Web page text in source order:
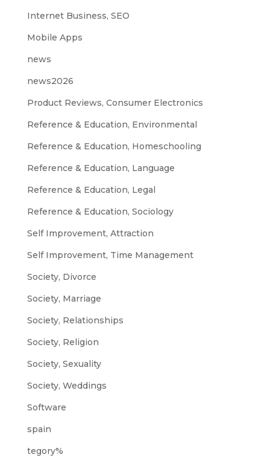
Internet Business, SEO
Mobile Apps
news
news2026
Product Reviews, Consumer Electronics
Reference & Education, Environmental
Reference & Education, Homeschooling
Reference & Education, Language
Reference & Education, Legal
Reference & Education, Sociology
Self Improvement, Attraction
Self Improvement, Time Management
Society, Divorce
Society, Marriage
Society, Relationships
Society, Religion
Society, Sexuality
Society, Weddings
Software
spain
tegory%